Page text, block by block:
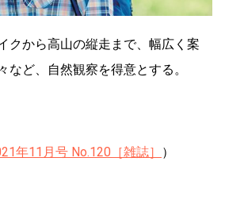
クから高山の縦走まで、幅広く案
など、自然観察を得意とする。
年11月号 No.120［雑誌］ ）